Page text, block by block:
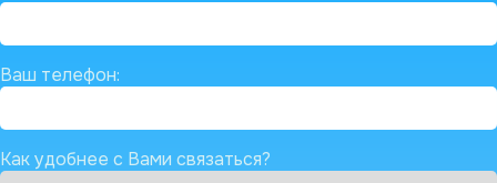
Ваш телефон:
Как удобнее с Вами связаться?